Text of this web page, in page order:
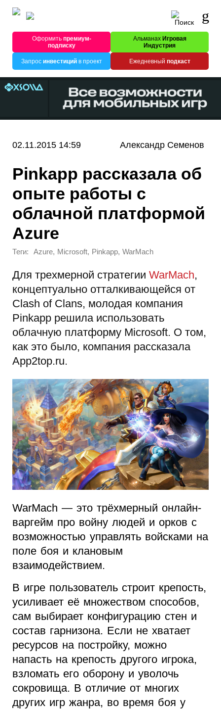
Оформитьпремиум-
подписку
Альманах Игровая
Индустрия
Запрос инвестицийв проект Ежедневный подкаст
02.11.2015 14:59 Александр Семенов
Pinkapp рассказала об
опыте работы с
облачной платформой
Azure
Теги: Azure, Microsoft, Pinkapp, WarMach
Для трехмерной стратегии WarMach,
концептуально отталкивающейся от
Clash of Clans, молодая компания
Pinkapp решила использовать
облачную платформу Microsoft. О том,
как это было, компания рассказала
App2top.ru.
WarMach — это трёхмерный онлайн-
варгейм про войну людей и орков с
возможностью управлять войсками на
поле боя и клановым
взаимодействием.
В игре пользователь строит крепость,
усиливает её множеством способов,
сам выбирает конфигурацию стен и
состав гарнизона. Если не хватает
ресурсов на постройку, можно
напасть на крепость другого игрока,
взломать его оборону и уволочь
сокровища. В отличие от многих
других игр жанра, во время боя у